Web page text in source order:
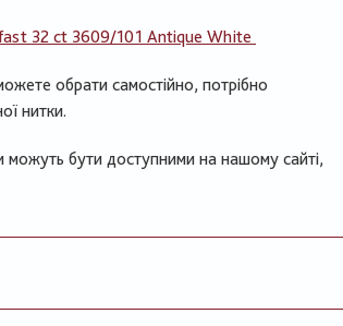
32 ct 3609/101 Antique White
обрати самостійно, потрібно
нитки.
можуть бути доступними на нашому сайті,